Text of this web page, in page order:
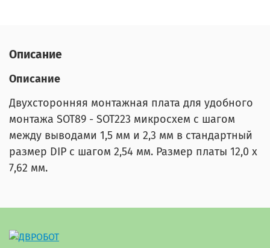
Описание
Описание
Двухсторонняя монтажная плата для удобного
монтажа SOT89 - SOT223 микросхем с шагом
между выводами 1,5 мм и 2,3 мм в стандартный
размер DIP с шагом 2,54 мм. Размер платы 12,0 х
7,62 мм.